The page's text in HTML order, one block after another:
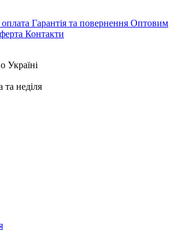
Гарантія та повернення Оптовим
Контакти
Україні
та неділя